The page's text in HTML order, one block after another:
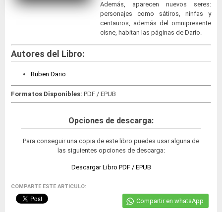
Además, aparecen nuevos seres:
personajes como sátiros, ninfas y
centauros, además del omnipresente
cisne, habitan las páginas de Darío.
Autores del Libro:
Ruben Dario
Formatos Disponibles: PDF / EPUB
Opciones de descarga:
Para conseguir una copia de este libro puedes usar alguna de
las siguientes opciones de descarga:
Descargar Libro PDF / EPUB
COMPARTE ESTE ARTICULO:
Compartir en whatsApp